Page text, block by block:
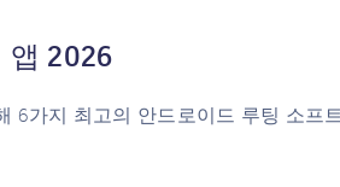
앱 2026
6가지 최고의 안드로이드 루팅 소프